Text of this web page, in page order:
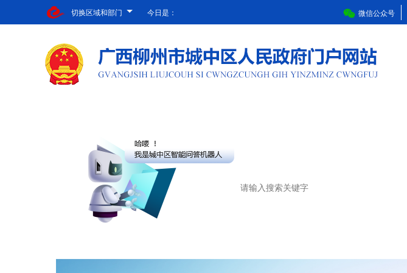
切换区域和部门 微信公众号
今日是：